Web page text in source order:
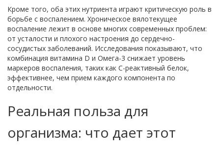
Кроме того, оба этих нутриента играют критическую роль в
борьбе с воспалением. Хроническое вялотекущее
воспаление лежит в основе многих современных проблем:
от усталости и плохого настроения до сердечно-
сосудистых заболеваний. Исследования показывают, что
комбинация витамина D и Омега-3 снижает уровень
маркеров воспаления, таких как С-реактивный белок,
эффективнее, чем прием каждого компонента по
отдельности.
Реальная польза для
организма: что дает этот